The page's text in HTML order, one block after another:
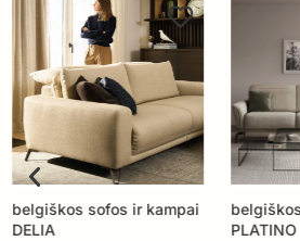
belgiškos sofos ir kampai
PLATINO
BORRA